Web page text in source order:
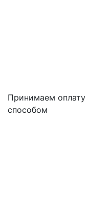
Принимаем
способом